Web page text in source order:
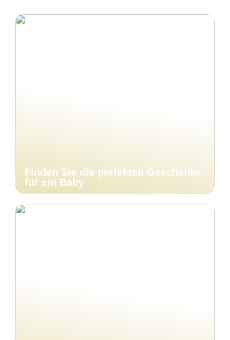
Finden Sie die perfekten Geschenke
für ein Baby